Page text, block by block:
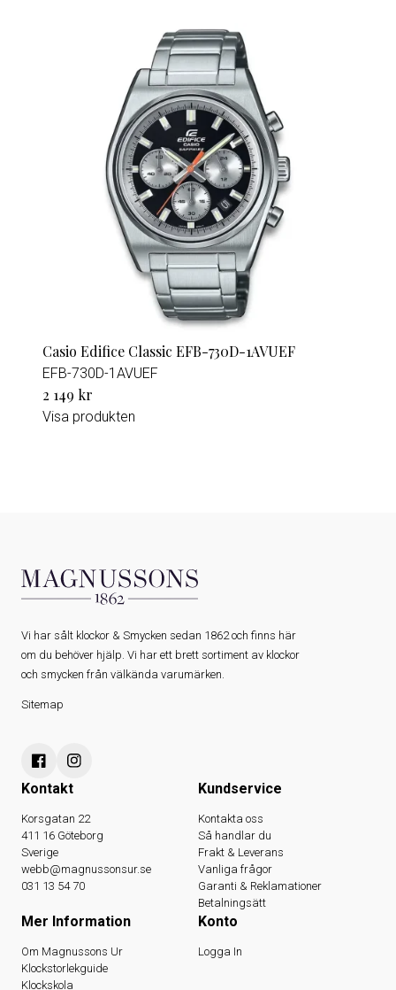
Casio Edifice Classic EFB-730D-1AVUEF
EFB-730D-1AVUEF
2 149 kr
Visa produkten
Vi har sålt klockor & Smycken sedan 1862 och finns här
om du behöver hjälp. Vi har ett brett sortiment av klockor
och smycken från välkända varumärken.
Sitemap
Kontakt
Korsgatan 22
411 16 Göteborg
Sverige
webb@magnussonsur.se
031 13 54 70
Kundservice
Kontakta oss
Så handlar du
Frakt & Leverans
Vanliga frågor
Garanti & Reklamationer
Betalningsätt
Mer Information
Om Magnussons Ur
Klockstorlekguide
Klockskola
Konto
Logga In